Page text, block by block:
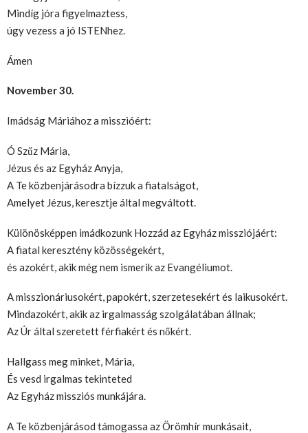
Mindíg jóra figyelmaztess,
úgy vezess a jó ISTENhez.
Ámen
November 30.
Imádság Máriához a misszióért:
Ó Szűz Mária,
Jézus és az Egyház Anyja,
A Te közbenjárásodra bízzuk a fiatalságot,
Amelyet Jézus, keresztje által megváltott.
Különösképpen imádkozunk Hozzád az Egyház missziójáért:
A fiatal keresztény közösségekért,
és azokért, akik még nem ismerik az Evangéliumot.
A misszionáriusokért, papokért, szerzetesekért és laikusokért.
Mindazokért, akik az irgalmasság szolgálatában állnak;
Az Úr által szeretett férfiakért és nőkért.
Hallgass meg minket, Mária,
És vesd irgalmas tekinteted
Az Egyház missziós munkájára.
A Te közbenjárásod támogassa az Örömhír munkásait,